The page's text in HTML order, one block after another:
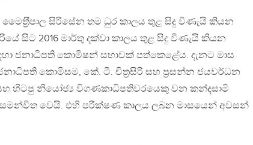
සිරිසේන තම ධුර කාලය තුළ සිදු විණැයි කියන
සිට 2016 මාර්තු දක්වා කාලය තුළ සිදු විණැයි කියන
ජනාධිපති කොමිෂන් සභාවක් පත්කෙළේය. දැනට මාස
කොමිසම, කේ. ටී. චිත‍්‍රසිරි සහ ප‍්‍රසන්න ජයවර්ධන
හිටපු නියෝජ්‍ය විගණකාධිපතිවරයෙකු වන කන්දසාමි
වෙයි. එහි පරීක්ෂණ කාලය ලබන මාසයෙන් අවසන්